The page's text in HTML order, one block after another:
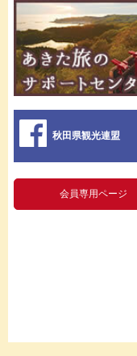
秋田県観光連盟
会員専用ページ